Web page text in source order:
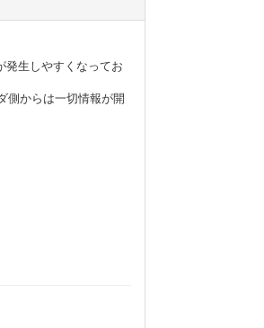
発生しやすくなってお
側からは一切情報が開